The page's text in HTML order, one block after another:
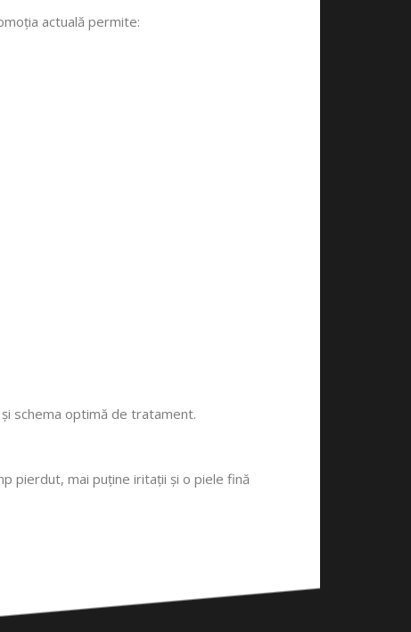
actuală permite:
schema optimă de tratament.
pierdut, mai puține iritații și o piele fină